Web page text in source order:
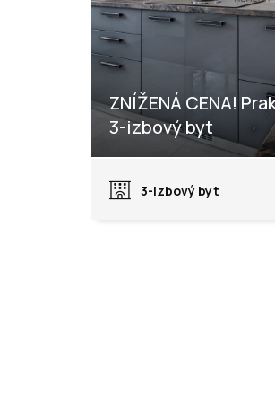
ZNÍŽENÁ CENA!
3-izbový byt
3-izbový byt